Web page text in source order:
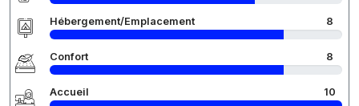
Hébergement/Emplacement 8
Confort 8
Accueil 10